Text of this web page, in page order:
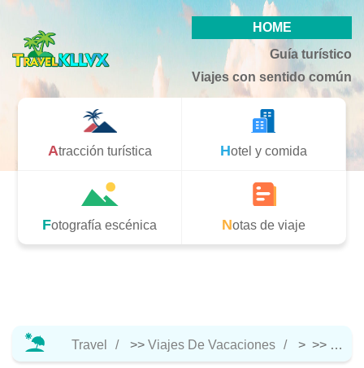
HOME
Guía turístico
Viajes con sentido común
Atracción turística Hotel y comida
Fotografía escénica Notas de viaje
Travel >> Viajes De Vacaciones > >>